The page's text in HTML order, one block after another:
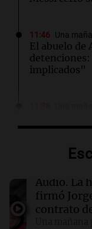
11:46 Una
El abuelo de
detenciones:
implicados"
en una
Así
Jorge Messi
Audio. La
firmó
contrato